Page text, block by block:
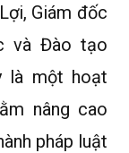
Giám đốc
và Đào tạo
là một hoạt
nâng cao
pháp luật